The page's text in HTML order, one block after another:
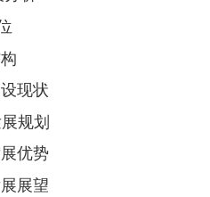
现状
规划
优势
展望